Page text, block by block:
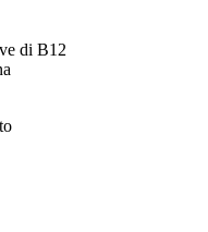
di B12